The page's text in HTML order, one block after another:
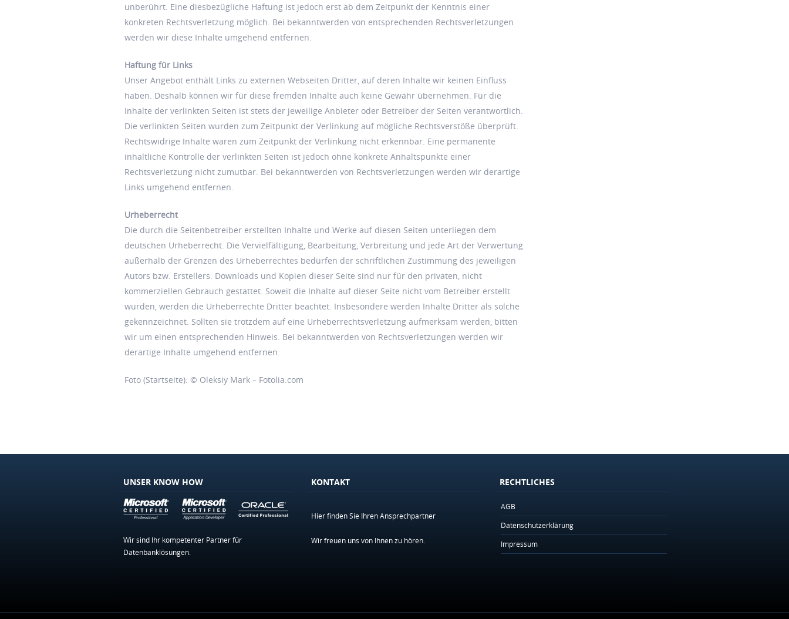
unberührt. Eine diesbezügliche Haftung ist jedoch erst ab dem Zeitpunkt der Kenntnis einer
konkreten Rechtsverletzung möglich. Bei bekanntwerden von entsprechenden Rechtsverletzungen
werden wir diese Inhalte umgehend entfernen.
Haftung für Links
Unser Angebot enthält Links zu externen Webseiten Dritter, auf deren Inhalte wir keinen Einfluss
haben. Deshalb können wir für diese fremden Inhalte auch keine Gewähr übernehmen. Für die
Inhalte der verlinkten Seiten ist stets der jeweilige Anbieter oder Betreiber der Seiten verantwortlich.
Die verlinkten Seiten wurden zum Zeitpunkt der Verlinkung auf mögliche Rechtsverstöße überprüft.
Rechtswidrige Inhalte waren zum Zeitpunkt der Verlinkung nicht erkennbar. Eine permanente
inhaltliche Kontrolle der verlinkten Seiten ist jedoch ohne konkrete Anhaltspunkte einer
Rechtsverletzung nicht zumutbar. Bei bekanntwerden von Rechtsverletzungen werden wir derartige
Links umgehend entfernen.
Urheberrecht
Die durch die Seitenbetreiber erstellten Inhalte und Werke auf diesen Seiten unterliegen dem
deutschen Urheberrecht. Die Vervielfältigung, Bearbeitung, Verbreitung und jede Art der Verwertung
außerhalb der Grenzen des Urheberrechtes bedürfen der schriftlichen Zustimmung des jeweiligen
Autors bzw. Erstellers. Downloads und Kopien dieser Seite sind nur für den privaten, nicht
kommerziellen Gebrauch gestattet. Soweit die Inhalte auf dieser Seite nicht vom Betreiber erstellt
wurden, werden die Urheberrechte Dritter beachtet. Insbesondere werden Inhalte Dritter als solche
gekennzeichnet. Sollten sie trotzdem auf eine Urheberrechtsverletzung aufmerksam werden, bitten
wir um einen entsprechenden Hinweis. Bei bekanntwerden von Rechtsverletzungen werden wir
derartige Inhalte umgehend entfernen.
Foto (Startseite): © Oleksiy Mark – Fotolia.com
UNSER KNOW HOW
Wir sind Ihr kompetenter Partner für
Datenbanklösungen.
KONTAKT
Hier finden Sie Ihren Ansprechpartner
Wir freuen uns von Ihnen zu hören.
RECHTLICHES
AGB
Datenschutzerklärung
Impressum